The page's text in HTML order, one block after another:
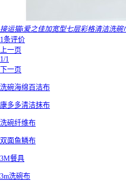
接运猫i爱之佳加宽型七层彩格清洁洗碗
1条评价
上一页
1/1
下一页
洗碗海绵百洁布
康多多清洁抹布
洗碗纤维布
双面鱼鳞布
3M餐具
3m洗碗布